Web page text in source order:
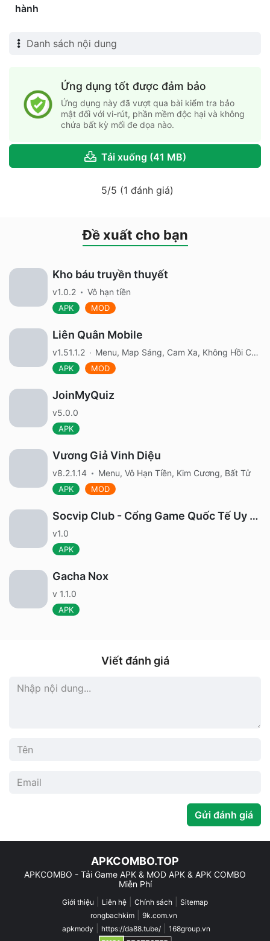
hành
Danh sách nội dung
Ứng dụng tốt được đảm bảo
Ứng dụng này đã vượt qua bài kiểm tra bảo
mật đối với vi-rút, phần mềm độc hại và không
chứa bất kỳ mối đe dọa nào.
Tải xuống (41 MB)
5/5 (1 đánh giá)
Đề xuất cho bạn
Kho báu truyền thuyết
v1.0.2 Vô hạn tiền
APK MOD
Liên Quân Mobile
v1.51.1.2 Menu, Map Sáng, Cam Xa, Không Hồi Chiêu, Bất Tử, AIM ELSU, Full Tiền, Tướng, Skin
APK MOD
JoinMyQuiz
v5.0.0
APK
Vương Giả Vinh Diệu
v8.2.1.14 Menu, Vô Hạn Tiền, Kim Cương, Bất Tử
APK MOD
Socvip Club - Cổng Game Quốc Tế Uy Tín
v1.0
APK
Gacha Nox
v 1.1.0
APK
Viết đánh giá
Gửi đánh giá
APKCOMBO.TOP
APKCOMBO - Tải Game APK & MOD APK & APK COMBO
Miễn Phí
Giới thiệu Liên hệ Chính sách
Sitemap
rongbachkim
9k.com.vn
apkmody
https://da88.tube/ 168group.vn